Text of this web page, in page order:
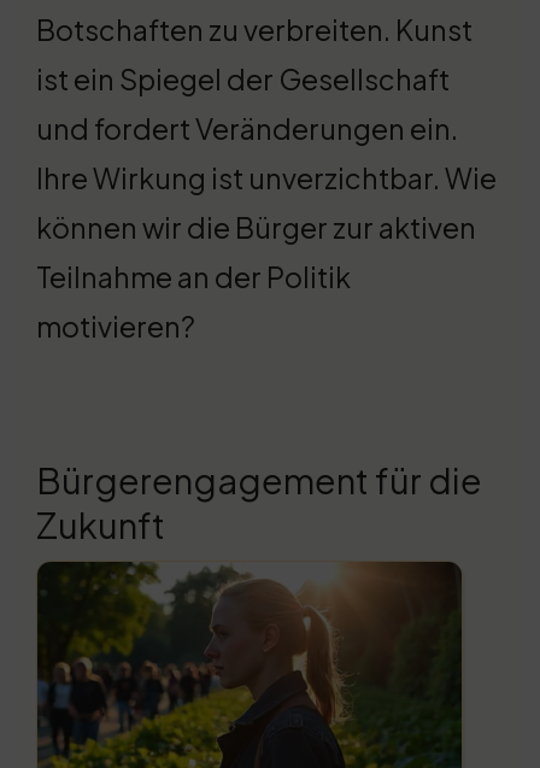
Botschaften zu verbreiten. Kunst
ist ein Spiegel der Gesellschaft
und fordert Veränderungen ein.
Ihre Wirkung ist unverzichtbar. Wie
können wir die Bürger zur aktiven
Teilnahme an der Politik
motivieren?
Bürgerengagement für die
Zukunft